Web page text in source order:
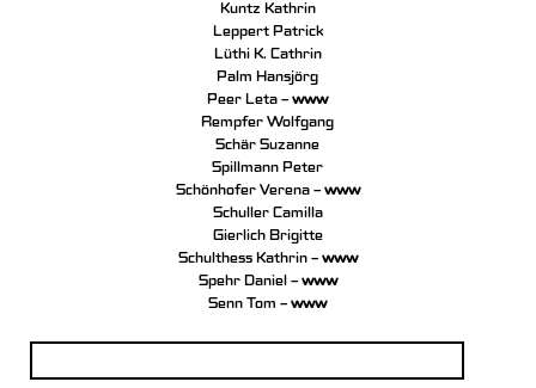
Kuntz Kathrin
Leppert Patrick
Lüthi K. Cathrin
Palm Hansjörg
Peer Leta –www
Rempfer Wolfgang
Schär Suzanne
Spillmann Peter
Schönhofer Verena – www
Schuller Camilla
Gierlich Brigitte
Schulthess Kathrin – www
Spehr Daniel – www
Senn Tom –www